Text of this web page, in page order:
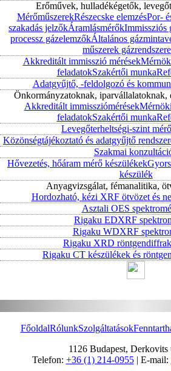
Erőművek, hulladékégetők,
MérőműszerekRészecske elemzésPor-
szakadás jelzőkÁramlásmérőkImmissziós
processz gázelemzőkÁltalános
műszerek
Akkreditált immisszió mérések
feladatokSzakértői munka
Adatgyűjtő, -feldolgozó és
Önkormányzatoknak, iparvállalatoknak,
Akkreditált immissziómérések
feladatokSzakértői munka
Levegőterheltségi-szint
Közönségtájékoztató és adatgyűjtő
Szakmai
Hővezetés, hőáram mérő készülékek
készülék
Anyagvizsgálat, fémanalitika,
Hordozható, kézi XRF ötvözet és
Asztali OES
Rigaku EDXRF
Rigaku WDXRF
Rigaku XRD
Rigaku CT készülékek és
FőoldalRólunkSzolgáltatások
1126 Budapest, Derkovits
Telefon: +36 (1) 214-0955| E-mail: